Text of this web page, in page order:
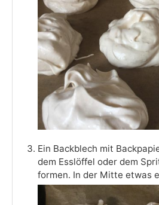
Ein Backblech mit
dem Esslöffel oder dem
formen. In der Mitte etwas